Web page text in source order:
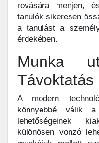
rovására menjen,
tanulók sikeresen
a tanulást a
érdekében.
Munka
Távoktatás
A modern
könnyebbé válik
lehetőségeinek
különösen vonzó